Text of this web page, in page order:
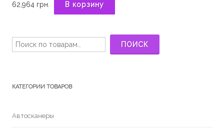
62,964 грн. В корзину
ПОИСК
КАТЕГОРИИ ТОВАРОВ
Автосканеры